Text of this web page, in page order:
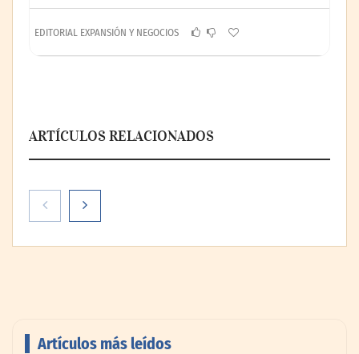
EDITORIAL EXPANSIÓN Y NEGOCIOS
ARTÍCULOS RELACIONADOS
Artículos más leídos